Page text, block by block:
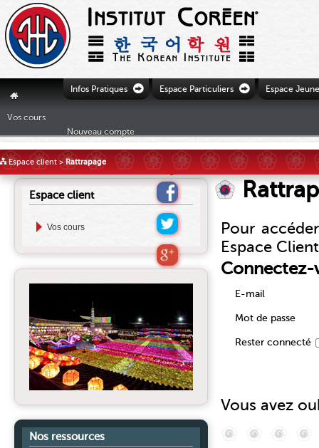
Ò
Infos Pratiques Ò
Espace Particuliers Espace
"
Vos cours
Nouveau compte
Espace client> Rattrapage
Espace client
Vos cours
Nos ressources
£
Pour
Espace Client
Connectez-
E-mail
Mot de passe
Rester connecté
Vous avez